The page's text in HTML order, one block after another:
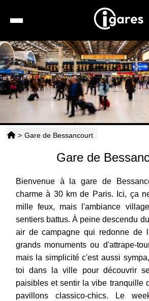
Recherche
Location
Hôtels
> Gare de Bessancourt
Gare de
Bienvenue à la gare de
charme à 30 km de Paris. Ici, ça
mille feux, mais l'ambiance
sentiers battus. À peine descendu
air de campagne qui redonne de
grands monuments ou d'attrape-
mais la simplicité c'est aussi
toi dans la ville pour découvrir
paisibles et sentir la vibe tranquille
pavillons classico-chics. Le